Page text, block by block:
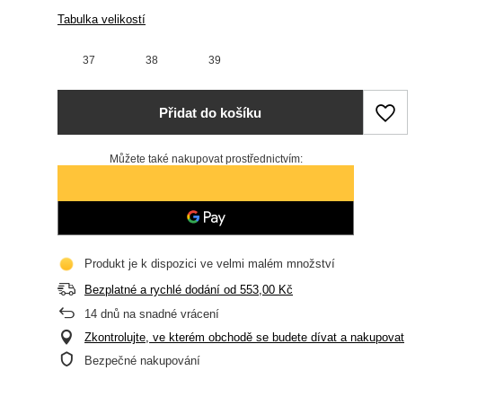
37 38 39
Tabulka velikostí
Přidat do košíku
Můžete také nakupovat prostřednictvím:
Produkt je k dispozici ve velmi malém množství
Bezplatné a rychlé dodání od553,00 Kč
14 dnů na snadné vrácení
Zkontrolujte, ve kterém obchodě se budete dívat a nakupovat
Bezpečné nakupování